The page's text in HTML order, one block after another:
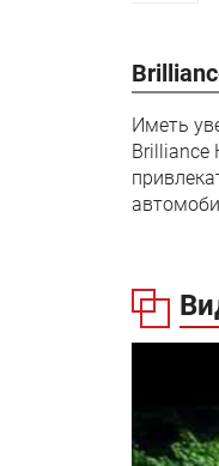
Иметь
Brilliance